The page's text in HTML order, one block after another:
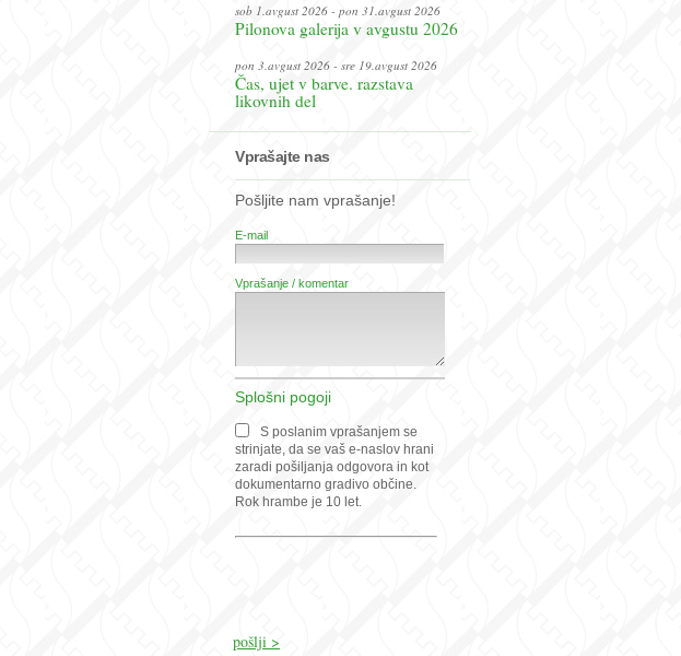
sob 1.avgust 2026 - pon 31.avgust 2026
Pilonova galerija v avgustu 2026
pon 3.avgust 2026 - sre 19.avgust 2026
Čas, ujet v barve. razstava
likovnih del
Vprašajte nas
Pošljite nam vprašanje!
E-mail
Vprašanje / komentar
Splošni pogoji
S poslanim vprašanjem se
strinjate, da se vaš e-naslov hrani
zaradi pošiljanja odgovora in kot
dokumentarno gradivo občine.
Rok hrambe je 10 let.